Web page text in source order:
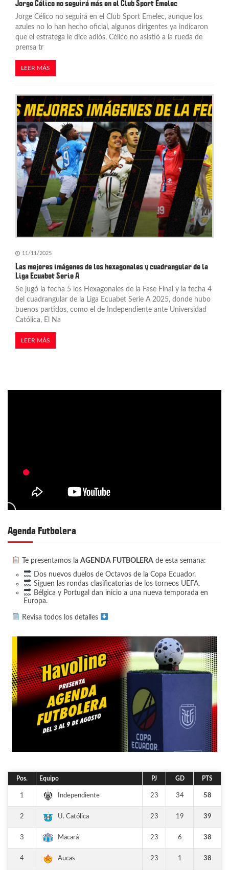
Jorge Célico no seguirá más en el Club Sport Emelec
Jorge Célico no seguirá en el Club Sport Emelec, aunque los
azules no lo han hecho oficial, algunos dirigentes ya indicaron
que el estratega le dice adiós. Célico no asistió a la rueda de
prensa tr
LEER MÁS
11/11/2025
Las mejores imágenes de los hexagonales y cuadrangular de la
Liga Ecuabet Serie A
Se jugó la fecha 5 los Hexagonales de la Fase Final y la fecha 4
del cuadrangular de la Liga Ecuabet Serie A 2025, donde hubo
buenos partidos, como el de Independiente ante Universidad
Católica, El Na
LEER MÁS
Agenda Futbolera
Te presentamos la AGENDA FUTBOLERAde esta semana:
Dos nuevos duelos de Octavos de la Copa Ecuador.
Siguen las rondas clasificatorias de los torneos UEFA.
Bélgica y Portugal dan inicio a una nueva temporada en
Europa.
Revisa todos los detalles
Pos. Equipo PJ GD PTS
1 Independiente 23 34 58
2 U. Católica 23 19 39
3 Macará 23 6 38
4 Aucas 23 1 38